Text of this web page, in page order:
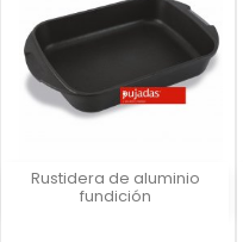
Rustidera de aluminio
fundición
Vista rápida